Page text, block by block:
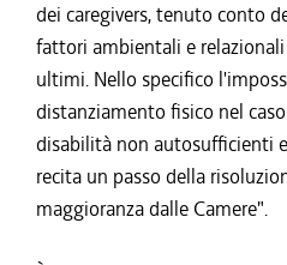
dei caregivers, tenuto conto
fattori ambientali e
ultimi. Nello specifico
distanziamento fisico nel
disabilità non autosufficienti
recita un passo della
maggioranza dalle Camere".